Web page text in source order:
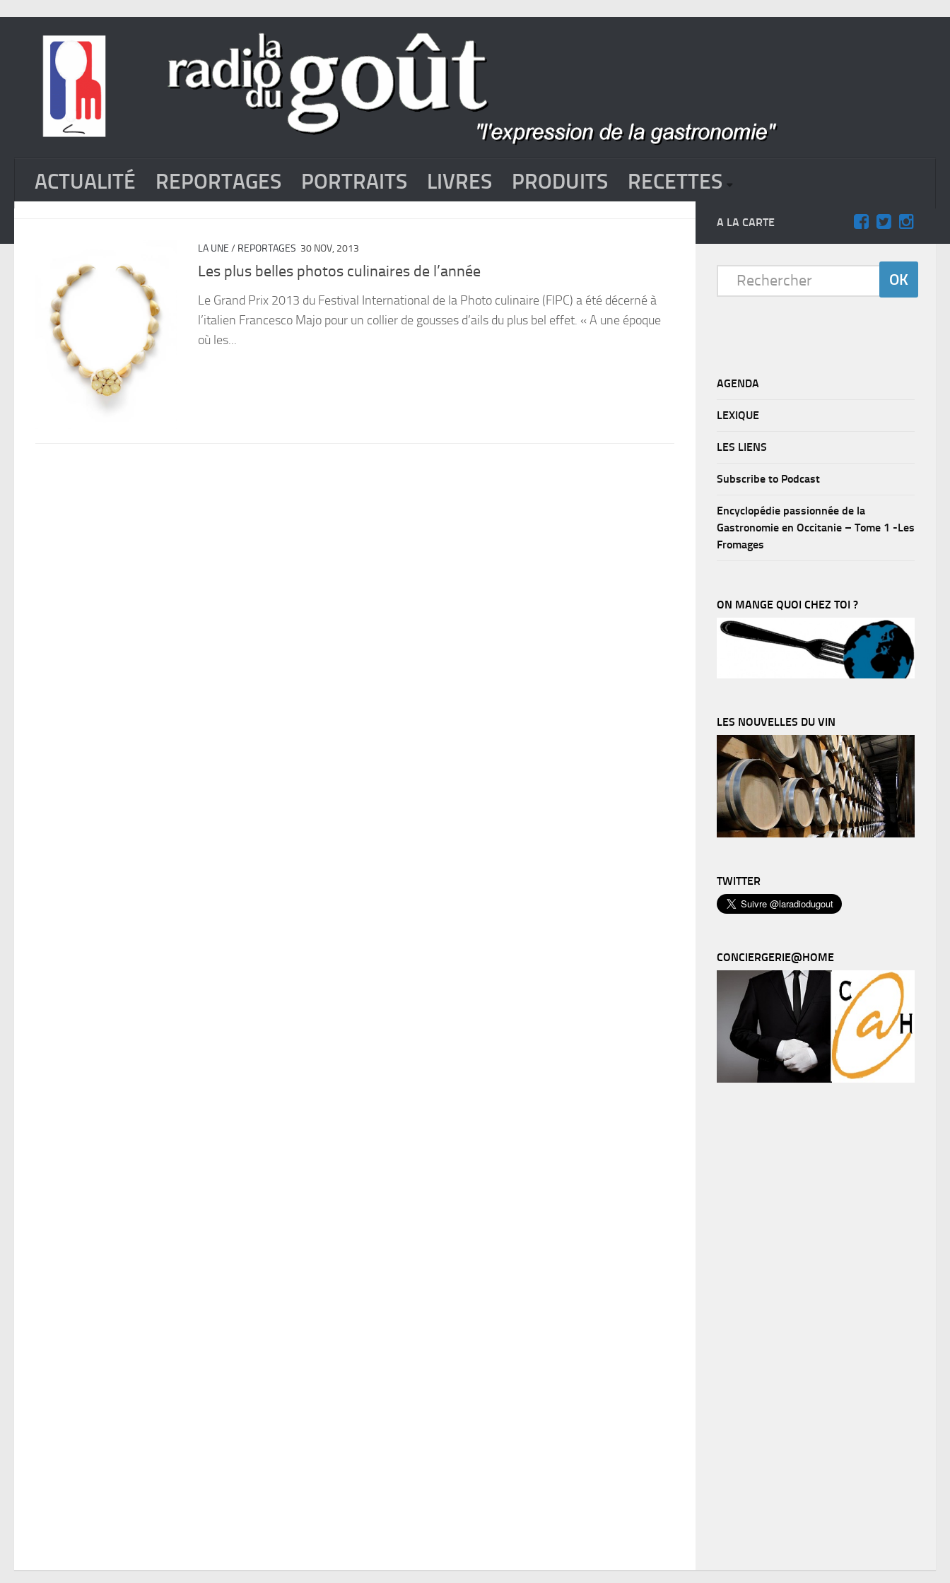
ACTUALITÉ REPORTAGES PORTRAITS LIVRES PRODUITS RECETTES
LA UNE / REPORTAGES 30 NOV, 2013
Les plus belles photos culinaires de l’année
Le Grand Prix 2013 du Festival International de la Photo culinaire (FIPC) a été décerné à
l’italien Francesco Majo pour un collier de gousses d’ails du plus bel effet. « A une époque
où les...
A LA CARTE
AGENDA
LEXIQUE
LES LIENS
Subscribe to Podcast
Encyclopédie passionnée de la
Gastronomie en Occitanie – Tome 1 -Les
Fromages
ON MANGE QUOI CHEZ TOI ?
LES NOUVELLES DU VIN
TWITTER
CONCIERGERIE@HOME